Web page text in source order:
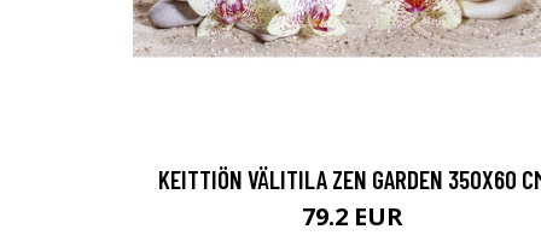
KEITTIÖN VÄLITILA ZEN GARDEN 350X60
79.2 EUR